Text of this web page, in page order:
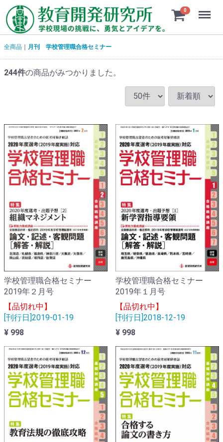
0 Menu
全商品 月刊 学校管理職合格セミナー
244件の商品がみつかりました。
学校管理職合格セミナー
2019年２月号
【品切れ中】
[刊行日]2019-01-19
¥ 998
学校管理職合格セミナー
2019年１月号
【品切れ中】
[刊行日]2018-12-19
¥ 998